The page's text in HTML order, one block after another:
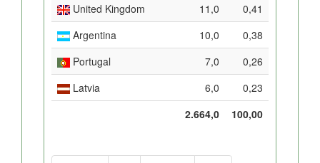
United Kingdom
11,0
0,41
Argentina
10,0
0,38
Portugal
7,0
0,26
Latvia
6,0
0,23
2.664,0
100,00